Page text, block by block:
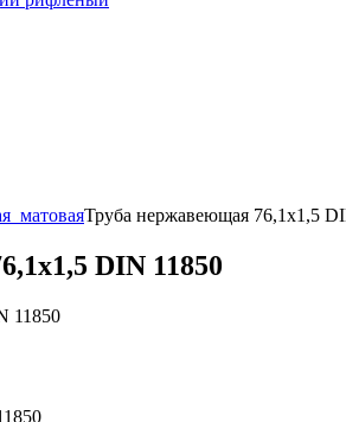
матоваяТруба нержавеющая 76,1х1,5
DIN 11850